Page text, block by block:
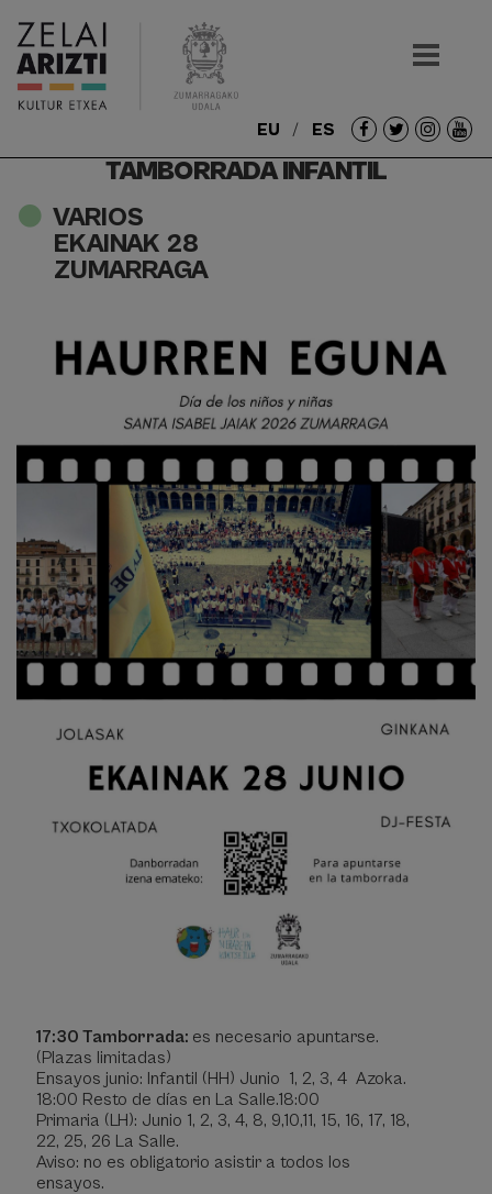
EU ES
Redes
sociales
TAMBORRADA INFANTIL
VARIOS
EKAINAK 28
ZUMARRAGA
17:30 Tamborrada: es necesario apuntarse.
(Plazas limitadas)
Ensayos junio: Infantil (HH) Junio 1, 2, 3, 4 Azoka.
18:00 Resto de días en La Salle.18:00
Primaria (LH): Junio 1, 2, 3, 4, 8, 9,10,11, 15, 16, 17, 18,
22, 25, 26 La Salle.
Aviso: no es obligatorio asistir a todos los
ensayos.